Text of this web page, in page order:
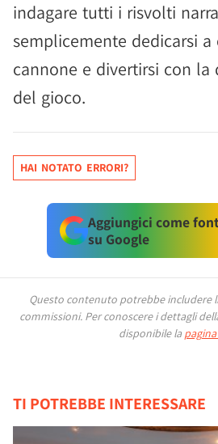
indagare tutti i risvolti
semplicemente dedicarsi a
cannone e divertirsi con la
del gioco.
HAI NOTATO ERRORI?
Aggiungici come
su Google
Questo contenuto potrebbe includere
commissioni. Per conoscere i dettagli
disponibile la
TI POTREBBE INTERESSARE